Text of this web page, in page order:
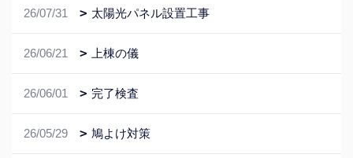
26/07/31 太陽光パネル設置工事
26/06/21 上棟の儀
26/06/01 完了検査
26/05/29 鳩よけ対策